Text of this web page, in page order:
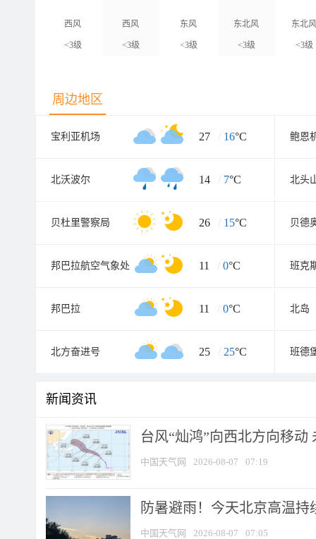
西风
<3级
西风
<3级
东风
<3级
东北风
<3级
东北
<3级
周边地区
宝利亚机场 27 / 16°C 鲍恩
北沃波尔 14 / 7°C 北头
贝杜里警察局 26 / 15°C 贝德
邦巴拉航空气象处 11 / 0°C
邦巴拉 11 / 0°C 北岛
北方奋进号 25 / 25°C 班德
新闻资讯
台风“灿鸿”向西北方向移动
中国天气网 2026-08-07 07:19
防暑避雨！今天北京高温
中国天气网 2026-08-07 07:05